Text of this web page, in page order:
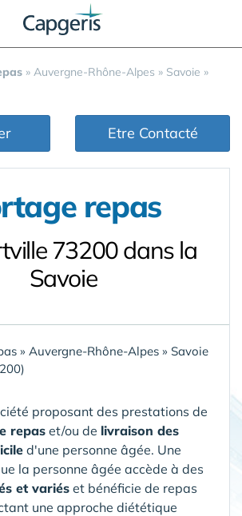
» Auvergne-Rhône-Alpes » Savoie »
Etre Contacté
repas
73200 dans la
Savoie
» Auvergne-Rhône-Alpes » Savoie
proposant des prestations de
repas et/ou de livraison des
d'une personne âgée. Une
la personne âgée accède à des
et variés et bénéficie de repas
une approche diététique